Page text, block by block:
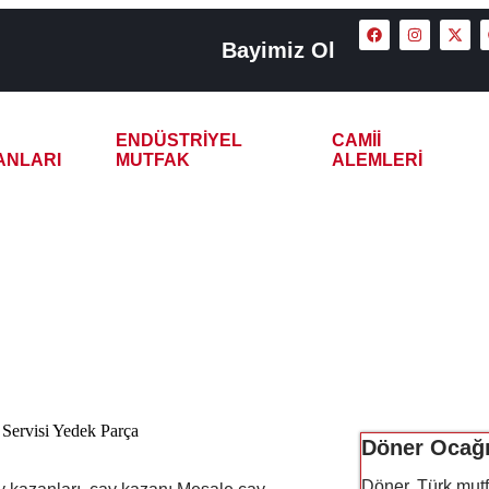
Bayimiz Ol
ENDÜSTRIYEL
MUTFAK
CAMII
ALEMLERI
Döner